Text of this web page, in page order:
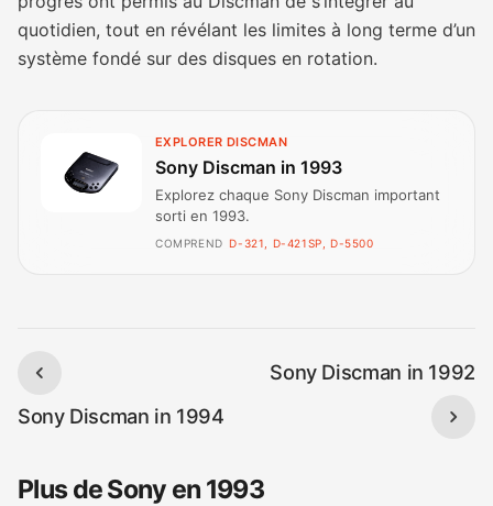
quotidien, tout en révélant les limites à long terme d’un
système fondé sur des disques en rotation.
EXPLORER DISCMAN
Sony Discman in 1993
Explorez chaque Sony Discman important
sorti en 1993.
COMPREND D-321, D-421SP, D-5500
Sony Discman in 1992
Sony Discman in 1994
Plus de Sony en 1993